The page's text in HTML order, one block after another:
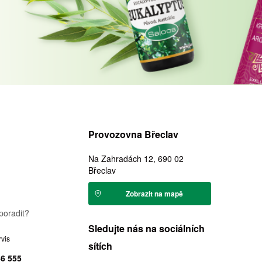
555
Provozovna Břeclav
Na Zahradách 12, 690 02
Břeclav
Zobrazit na mapě
Sledujte nás na sociálních
sítích